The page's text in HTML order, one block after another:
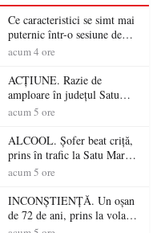
Ce caracteristici se simt mai
puternic într-o sesiune de
distracție la sloturi online:
RTP?
acum 4 ore
ACȚIUNE. Razie de
amploare în județul Satu
Mare! Polițiștii au dat sute
șoferi fără permis într-o
singură zi
acum 5 ore
ALCOOL. Șofer beat criță,
prins în trafic la Satu Mare!
Alcoolemie uriașă
acum 5 ore
INCONȘTIENȚĂ. Un oșan
de 72 de ani, prins la volan
fără permis! Polițiștii l-au